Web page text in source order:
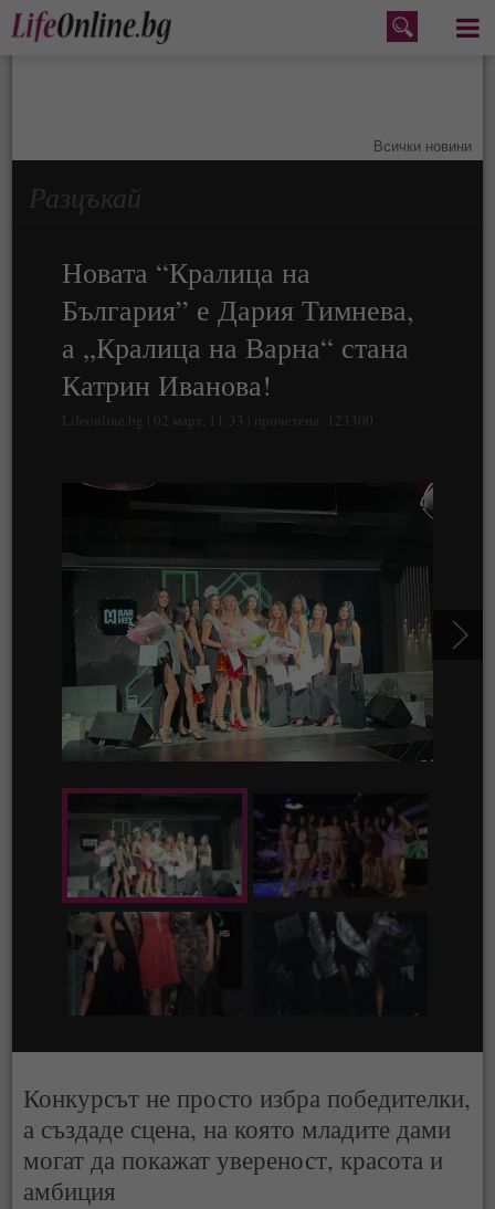
Меню
Всички новини
Разцъкай
Новата “Кралица на
България” е Дария Тимнева,
а „Кралица на Варна“ стана
Катрин Иванова!
Lifeonline.bg | 02 март, 11:33 | прочетена: 123300
Конкурсът не просто избра победителки,
а създаде сцена, на която младите дами
могат да покажат увереност, красота и
амбиция